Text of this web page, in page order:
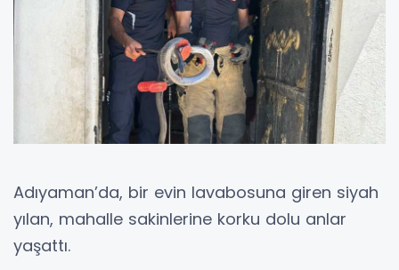
Adıyaman’da, bir evin lavabosuna giren siyah
yılan, mahalle sakinlerine korku dolu anlar
yaşattı.